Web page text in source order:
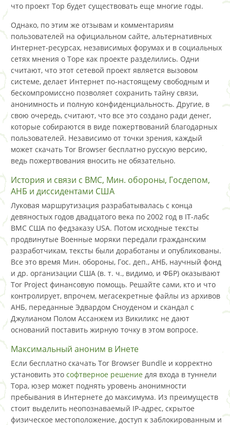
что проект Тор будет существовать еще многие годы.
Однако, по этим же отзывам и комментариям
пользователей на официальном сайте, альтернативных
Интернет-ресурсах, независимых форумах и в социальных
сетях мнения о Торе как проекте разделились. Одни
считают, что этот сетевой проект является вызовом
системе, делает Интернет по-настоящему свободным и
бескомпромиссно позволяет сохранить тайну связи,
анонимность и полную конфиденциальность. Другие, в
свою очередь, считают, что все это создано ради денег,
которые собираются в виде пожертвований благодарных
пользователей. Независимо от точки зрения, каждый
может скачать Tor Browser бесплатно русскую версию,
ведь пожертвования вносить не обязательно.
История и связи с ВМС, Мин. обороны, Госдепом,
АНБ и диссидентами США
Луковая маршрутизация разрабатывалась с конца
девяностых годов двадцатого века по 2002 год в IT-лабс
ВМС США по федзаказу USA. Потом исходные тексты
продвинутые Военные моряки передали гражданским
разработчикам, тексты были доработаны и опубликованы.
Все это время Мин. обороны, Гос. деп., АНБ, научный фонд
и др. организации США (в. т. ч., видимо, и ФБР) оказывают
Tor Project финансовую помощь. Решайте сами, кто и что
контролирует, впрочем, мегасекретные файлы из архивов
АНБ, переданные Эдвардом Сноуденом и скандал с
Джулианом Полом Ассанжем из Викиликс не дают
оснований поставить жирную точку в этом вопросе.
Максимальный аноним в Инете
Если бесплатно скачать Tor Browser Bundle и корректно
установить это софтверное решение для входа в туннели
Тора, юзер может поднять уровень анонимности
пребывания в Интернете до максимума. Из преимуществ
стоит выделить неопознаваемый IP-адрес, скрытое
физическое местоположение, доступ к заблокированным и